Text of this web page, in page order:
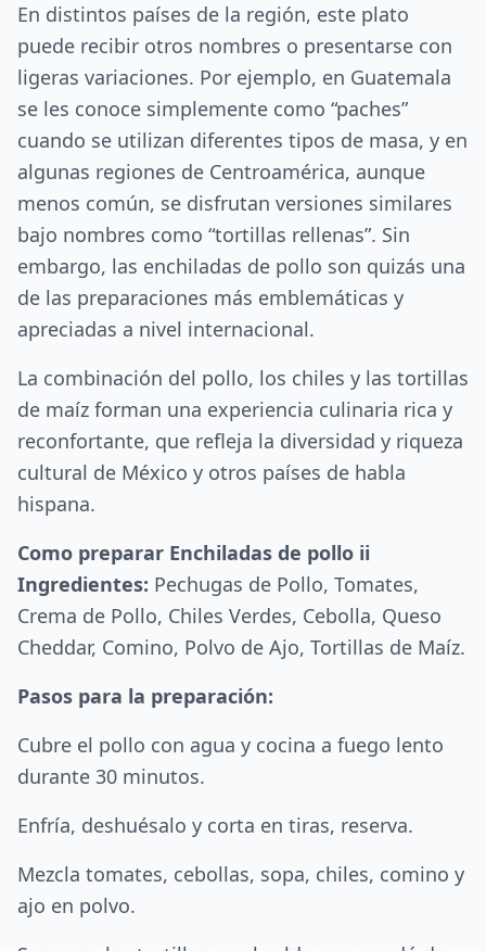
En distintos países de la región, este plato
puede recibir otros nombres o presentarse con
ligeras variaciones. Por ejemplo, en Guatemala
se les conoce simplemente como “paches”
cuando se utilizan diferentes tipos de masa, y en
algunas regiones de Centroamérica, aunque
menos común, se disfrutan versiones similares
bajo nombres como “tortillas rellenas”. Sin
embargo, las enchiladas de pollo son quizás una
de las preparaciones más emblemáticas y
apreciadas a nivel internacional.
La combinación del pollo, los chiles y las tortillas
de maíz forman una experiencia culinaria rica y
reconfortante, que refleja la diversidad y riqueza
cultural de México y otros países de habla
hispana.
Como preparar Enchiladas de pollo ii
Ingredientes: Pechugas de Pollo, Tomates,
Crema de Pollo, Chiles Verdes, Cebolla, Queso
Cheddar, Comino, Polvo de Ajo, Tortillas de Maíz.
Pasos para la preparación:
Cubre el pollo con agua y cocina a fuego lento
durante 30 minutos.
Enfría, deshuésalo y corta en tiras, reserva.
Mezcla tomates, cebollas, sopa, chiles, comino y
ajo en polvo.